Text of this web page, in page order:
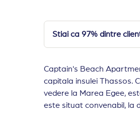
Stiai ca 97% dintre
Captain's Beach
capitala insulei Thassos.
vedere la Marea Egee,
este situat convenabil, la